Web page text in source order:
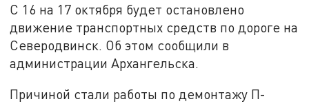
С 16 на 17 октября будет остановлено
движение транспортных средств по дороге на
Северодвинск. Об этом сообщили в
администрации Архангельска.
Причиной стали работы по демонтажу П-